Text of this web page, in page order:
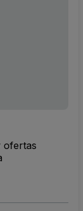
ofertas